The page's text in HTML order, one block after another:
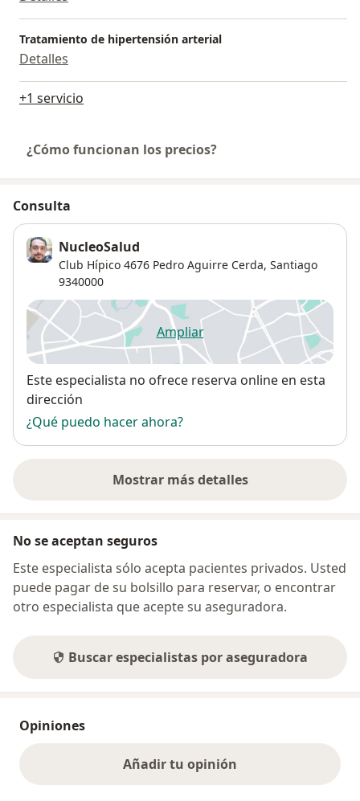
Tratamiento de hipertensión arterial
Detalles
+1 servicio
¿Cómo funcionan los precios?
Consulta
NucleoSalud
Club Hípico 4676 Pedro Aguirre Cerda, Santiago
9340000
Ampliarse abre en una nueva
Disponibilidad
Este especialista no ofrece reserva online en esta
dirección
¿Qué puedo hacer ahora?
Mostrar más detalles
sobre la dirección
No se aceptan seguros
Este especialista sólo acepta pacientes privados. Usted
puede pagar de su bolsillo para reservar, o encontrar
otro especialista que acepte su aseguradora.
Buscar especialistas por aseguradora
Opiniones
Añadir tu opinión